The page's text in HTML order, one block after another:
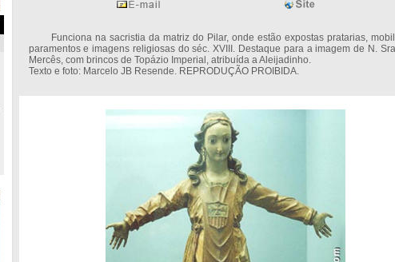
Funciona na sacristia da matriz do Pilar, onde estão expostas pratarias,
paramentos e imagens religiosas do séc. XVIII. Destaque para a imagem de N.
Mercês, com brincos de Topázio Imperial, atribuída a Aleijadinho.
Texto e foto: Marcelo JB Resende. REPRODUÇÃO PROIBIDA.